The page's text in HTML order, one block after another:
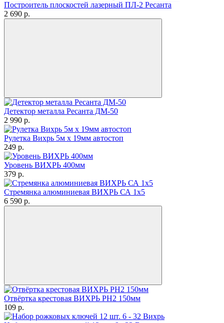
Построитель плоскостей лазерный ПЛ-2 Ресанта
2 690 p.
Детектор металла Ресанта ДМ-50
2 990 p.
Рулетка Вихрь 5м х 19мм автостоп
249 p.
Уровень ВИХРЬ 400мм
379 p.
Стремянка алюминиевая ВИХРЬ СА 1х5
6 590 p.
Отвёртка крестовая ВИХРЬ PH2 150мм
109 p.